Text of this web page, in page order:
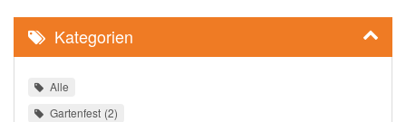
Kategorien
Alle
Gartenfest 2